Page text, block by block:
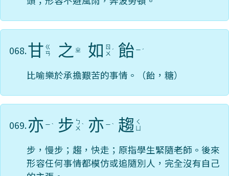
068.甘 ㄍ
ㄢ
之 ㄓ 如
ㄖ
ㄨ ˊ 飴 ㄧ ˊ
比喻樂於承擔艱苦的事情。（飴，糖）
069.亦 ㄧ ˋ 步 ㄅ
ㄨ ˋ 亦 ㄧ ˋ 趨 ㄑ
步，慢步；趨，快走；原指學生緊隨老師。後來
形容任何事情都模仿或追隨別人，完全沒有自己